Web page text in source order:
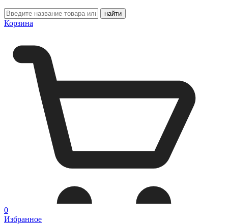
Корзина
0
Избранное